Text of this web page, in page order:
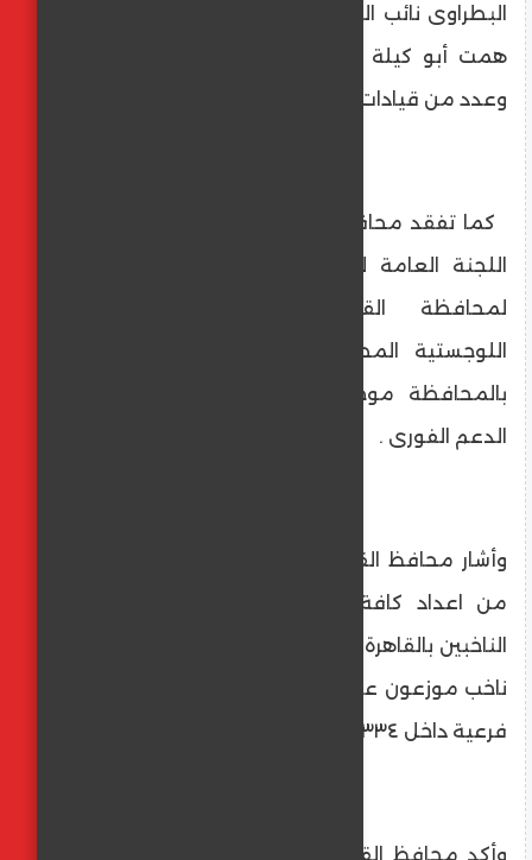
البطراوى نائب المحافظ للمنطقة الشرقية، ود.
همت أبو كيلة مدير مديرية التربية والتعليم،
وعدد من قيادات المحافظة.
كما تفقد محافظ القاهرة خلال الجولة محيط
لمحافظة القاهرة، لمتابعة الاحتياجات
اللوجستية المطلوبة من الأجهزة التنفيذية
بالمحافظة موجهًا بسرعة تلبيتها ، وتقديم
الدعم الفورى .
وأشار محافظ القاهرة إلى أن المحافظة انتهت
من اعداد كافة المقرات الانتخابية لاستقبال
فرعية داخل ٣٣٤ مركز انتخابى .
وأكد محافظ القاهرة أن المحافظة تقف على